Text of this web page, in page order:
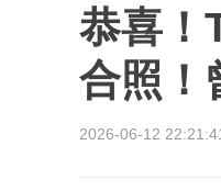
恭喜！
合照！
2026-06-12